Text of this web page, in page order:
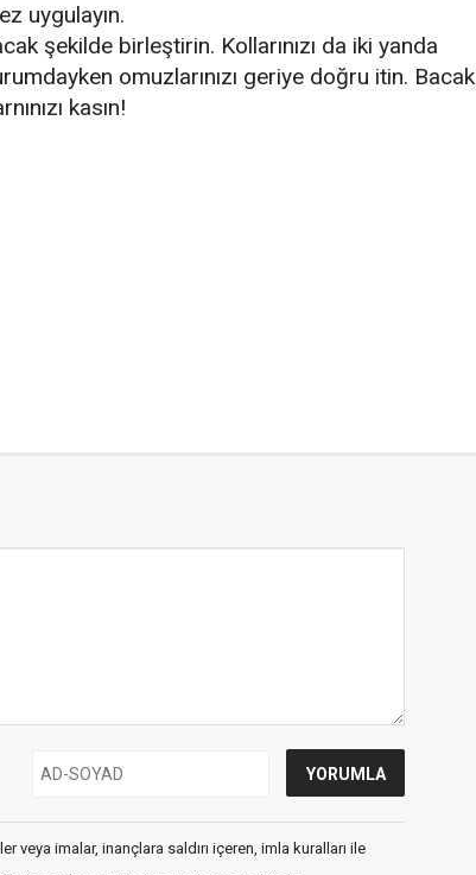
uygulayın.
şekilde birleştirin. Kollarınızı da iki yanda
omuzlarınızı geriye doğru itin. Bacak
kasın!
veya imalar, inançlara saldırı içeren, imla kuralları ile